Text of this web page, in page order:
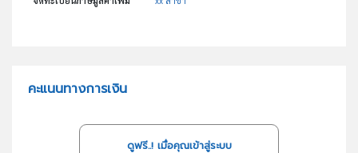
คะแนนทางการเงิน
ดูฟรี..! เมื่อคุณเข้าสู่ระบบ